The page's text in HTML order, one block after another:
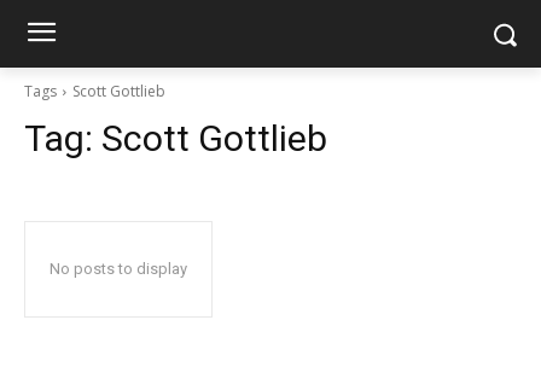
Tags Scott Gottlieb
Tag: Scott Gottlieb
No posts to display